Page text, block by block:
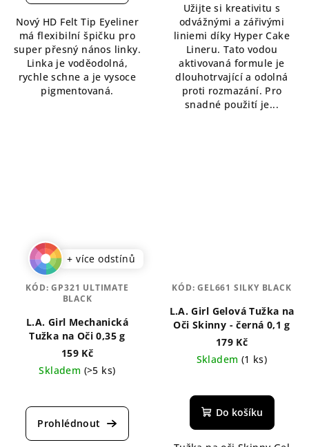
z
5
hvězdiček.
Nový HD Felt Tip Eyeliner
má flexibilní špičku pro
super přesný nános linky.
Linka je voděodolná,
rychle schne a je vysoce
pigmentovaná.
z
5
hvězdiček.
Užijte si kreativitu s
odvážnými a zářivými
liniemi díky Hyper Cake
Lineru. Tato vodou
aktivovaná formule je
dlouhotrvající a odolná
proti rozmazání. Pro
snadné použití je...
+ více odstínů
L.A. Girl Mechanická
Tužka na Oči 0,35 g
159 Kč
Skladem (>5 ks)
hodnocení
produktu
KÓD:GP321 ULTIMATE
BLACK
L.A. Girl Gelová Tužka na
Oči Skinny - černá 0,1 g
179 Kč
Skladem (1 ks)
hodnocení
produktu
Do košíku
KÓD:GEL661 SILKY BLACK